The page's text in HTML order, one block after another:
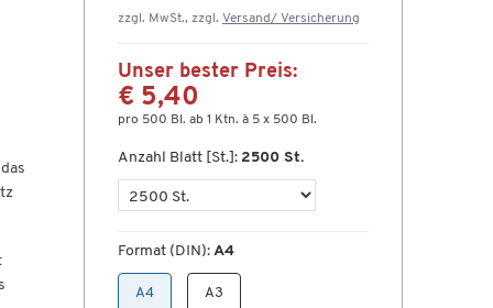
zzgl. MwSt., zzgl. Versand/ Versicherung
Unser bester Preis:
€ 5,40
pro 500 Bl. ab 1 Ktn. à 5 x 500 Bl.
Anzahl Blatt [St.]: 2500 St.
Format (DIN): A4
A4 A3